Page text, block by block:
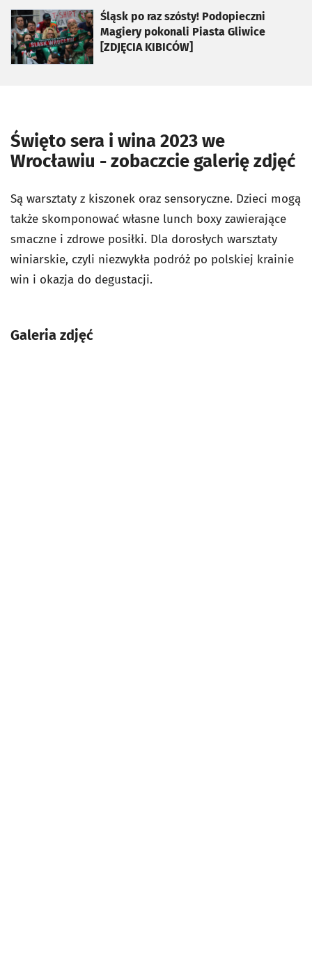
Śląsk po raz szósty! Podopieczni
Magiery pokonali Piasta Gliwice
[ZDJĘCIA KIBICÓW]
otworzy się w nowej karcie
Święto sera i wina 2023 we
Wrocławiu - zobaczcie galerię zdjęć
Są warsztaty z kiszonek oraz sensoryczne. Dzieci mogą
także skomponować własne lunch boxy zawierające
smaczne i zdrowe posiłki. Dla dorosłych warsztaty
winiarskie, czyli niezwykła podróż po polskiej krainie
win i okazja do degustacji.
Galeria zdjęć